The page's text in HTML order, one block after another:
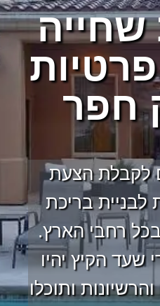
שחייה
חפר
לקבלת הצעת
בריכת
רחבי הארץ.
שעד הקיץ יהיו
ותוכלו